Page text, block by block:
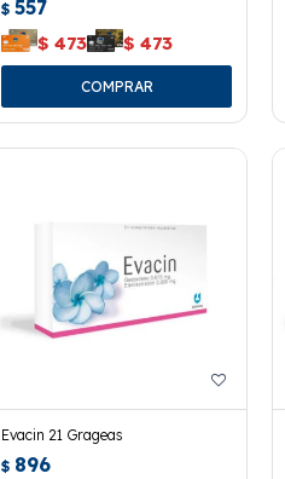
$ 557
$ 473 $ 473
Evacin 21 Grageas
$ 896